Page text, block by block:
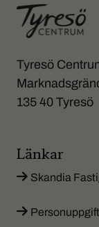
Tyresö
135 40 Tyresö
Länkar
Skandia